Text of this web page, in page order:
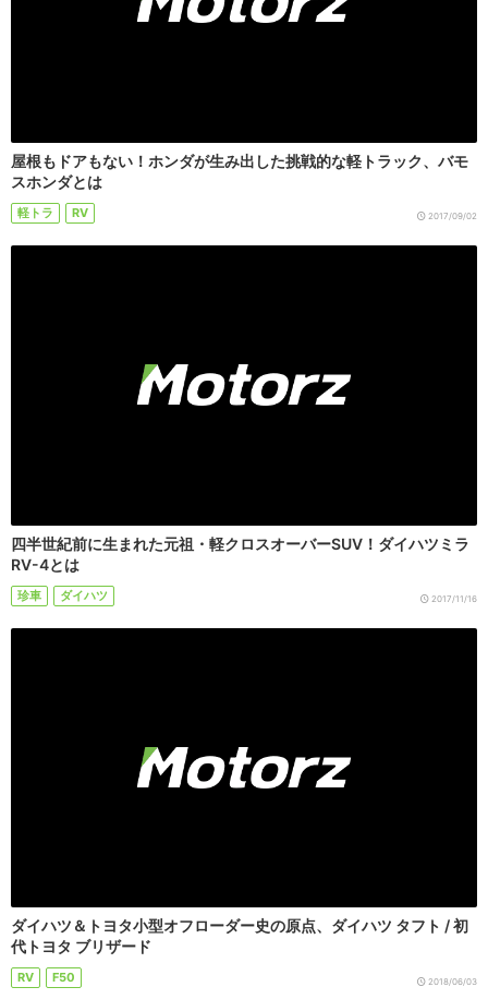
屋根もドアもない！ホンダが生み出した挑戦的な軽トラック、バモ
スホンダとは
軽トラ RV 2017/09/02
四半世紀前に生まれた元祖・軽クロスオーバーSUV！ダイハツミラ
RV-4とは
珍車 ダイハツ 2017/11/16
ダイハツ＆トヨタ小型オフローダー史の原点、ダイハツ タフト / 初
代トヨタ ブリザード
RV F50 2018/06/03